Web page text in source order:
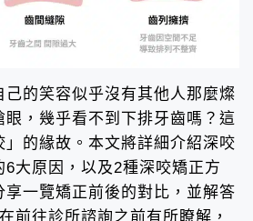
己的笑容似乎沒有其他人那麼燦
，幾乎看不到下排牙齒嗎？這
」的緣故。本文將詳細介紹深咬
大原因，以及2種深咬矯正方
享一覽矯正前後的對比，並解答
前往診所諮詢之前有所瞭解，